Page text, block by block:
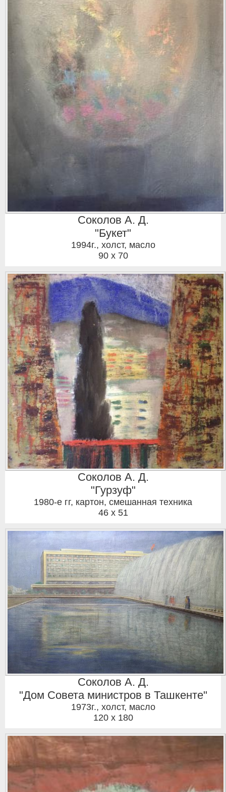
Соколов А. Д.
"Букет"
1994г., холст, масло
90 x 70
Соколов А. Д.
"Гурзуф"
1980-е гг, картон, смешанная техника
46 x 51
Соколов А. Д.
"Дом Совета министров в Ташкенте"
1973г., холст, масло
120 x 180